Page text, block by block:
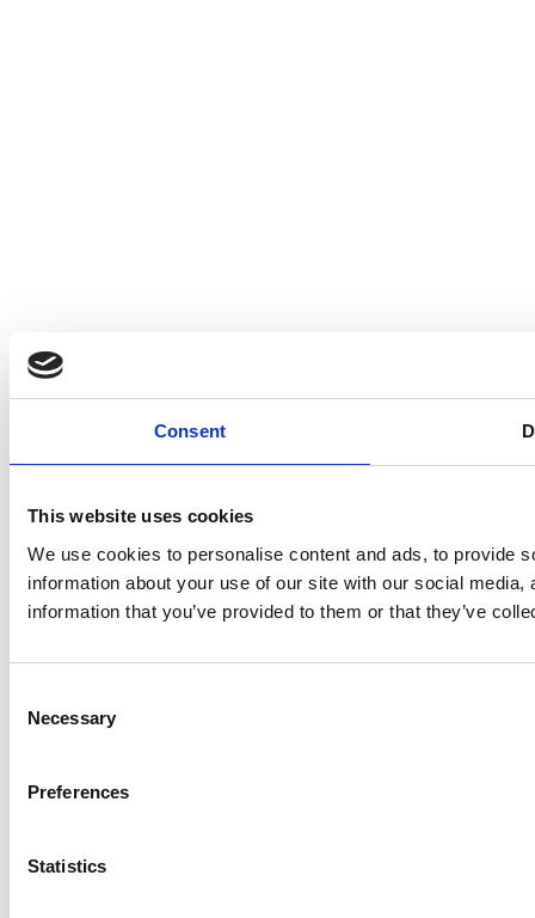
Consent
This website uses cookies
We use cookies to personalise content and ads, to provide
information about your use of our site with our social
information that you’ve provided to them or that they’ve
Selection
Necessary
Preferences
Statistics